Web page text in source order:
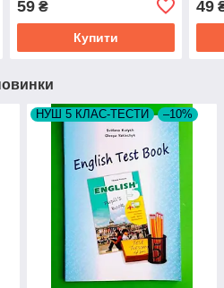
59₴
Купити
49
НУШ 5 КЛАС-ТЕСТИ –10%